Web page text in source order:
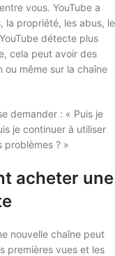
vous. YouTube a
la propriété, les abus, le
détecte plus
cela peut avoir des
ou même sur la chaîne
demander : « Puis je
je continuer à utiliser
problèmes ? »
acheter une
nouvelle chaîne peut
premières vues et les